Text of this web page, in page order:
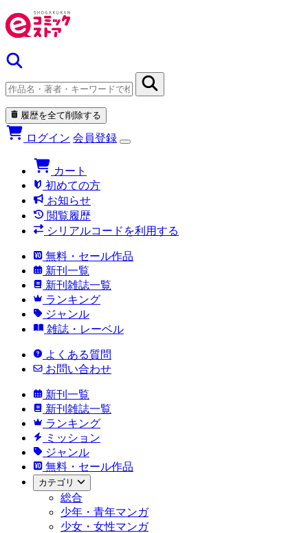
履歴を全て削除する
ログイン 会員登録
カート
初めての方
お知らせ
閲覧履歴
シリアルコードを利用する
無料・セール作品
新刊一覧
新刊雑誌一覧
ランキング
ジャンル
雑誌・レーベル
よくある質問
お問い合わせ
新刊一覧
新刊雑誌一覧
ランキング
ミッション
ジャンル
無料・セール作品
カテゴリ
総合
少年・青年マンガ
少女・女性マンガ